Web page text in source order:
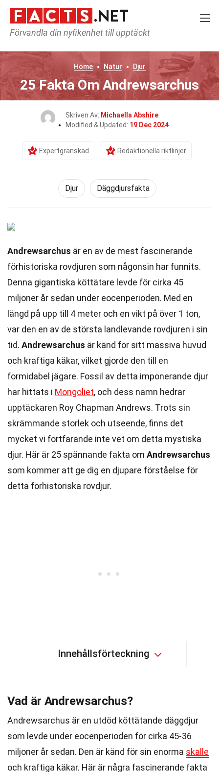
Förvandla din nyfikenhet till upptäckt
Home Natur Djur
25 Fakta Om Andrewsarchus
Skriven Av: Michaella Abshire
Modified & Updated: 19 Dec 2024
Expertgranskad Redaktionella riktlinjer
Djur Däggdjursfakta
Andrewsarchus är en av de mest fascinerande
förhistoriska rovdjuren som någonsin har funnits.
Denna gigantiska köttätare levde för cirka 45
miljoner år sedan under eocenperioden. Med en
längd på upp till 4 meter och en vikt på över 1 ton,
var den en av de största landlevande rovdjuren i sin
tid. Andrewsarchus är känd för sitt massiva huvud
och kraftiga käkar, vilket gjorde den till en
formidabel jägare. Fossil av detta imponerande djur
har hittats i Mongoliet, och dess namn hedrar
upptäckaren Roy Chapman Andrews. Trots sin
skrämmande storlek och utseende, finns det
mycket vi fortfarande inte vet om detta mystiska
djur. Här är 25 spännande fakta om Andrewsarchus
som kommer att ge dig en djupare förståelse för
detta förhistoriska rovdjur.
Innehållsförteckning
Vad är Andrewsarchus?
Andrewsarchus är en utdöd köttätande däggdjur
som levde under eocenperioden för cirka 45-36
miljoner år sedan. Den är känd för sin enorma skalle
och kraftiga käkar. Här är några fascinerande fakta